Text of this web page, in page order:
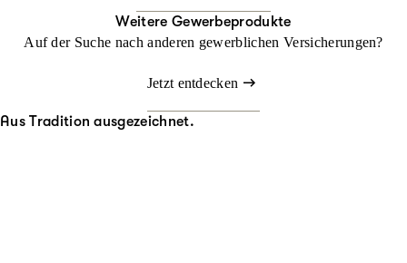
Weitere Gewerbeprodukte
Auf der Suche nach anderen gewerblichen Versicherungen?
Jetzt entdecken
Aus Tradition ausgezeichnet.